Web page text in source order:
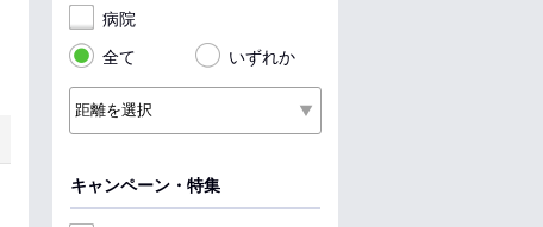
病院
全て
いずれか
キャンペーン・特集